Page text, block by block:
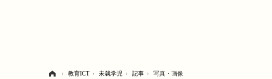
› 教育ICT › 未就学児 › 記事 › 写真・画像